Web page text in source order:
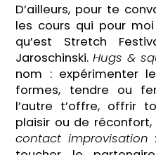
D’ailleurs, pour te
les cours qui pour
qu’est Stretch
Jaroschinski.Hugs &
nom : expérimenter
formes, tendre ou
l’autre t’offre, offrir
plaisir ou de réconfort,
contact improvisation